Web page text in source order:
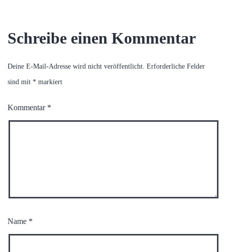
Schreibe einen Kommentar
Deine E-Mail-Adresse wird nicht veröffentlicht. Erforderliche Felder
sind mit * markiert
Kommentar *
Name *